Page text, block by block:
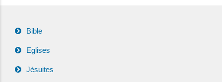
Bible
Eglises
Jésuites